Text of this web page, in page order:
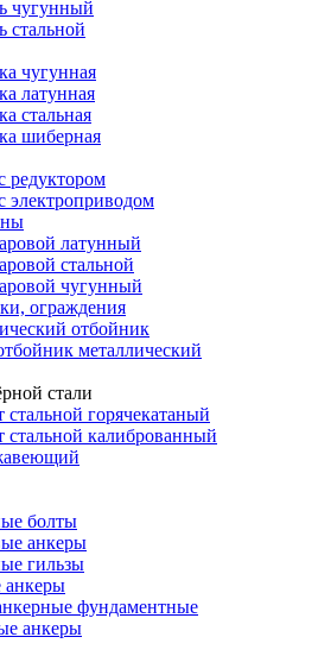
чугунный
стальной
чугунная
латунная
стальная
шиберная
редуктором
электроприводом
латунный
стальной
чугунный
ограждения
отбойник
металлический
стали
стальной горячекатаный
стальной калиброванный
болты
анкеры
гильзы
фундаментные
анкеры